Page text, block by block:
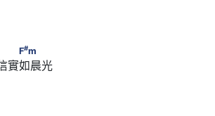
　　　F
F#m
實如晨光